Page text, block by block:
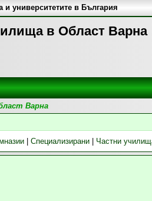
в Област Варна
и университетите в България
Варна
| Специализирани| Частни